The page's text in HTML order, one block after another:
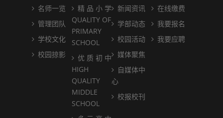
名师一览
管理团队
学校文化
校园掠影
精 品 小 学
QUALITY OF
PRIMARY
SCHOOL
优 质 初 中
HIGH
QUALITY
MIDDLE
SCHOOL
新闻资讯
学部动态
校园活动
媒体聚焦
自媒体中
心
校报校刊
在线缴费
我要报名
我要应聘